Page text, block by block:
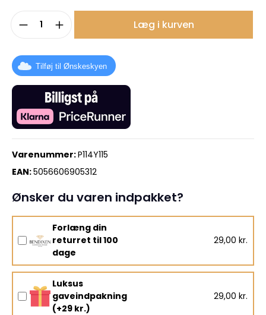
Produktmængde: Indtast det
Læg i kurven
Tilføj til Ønskeskyen
Varenummer:P114Y115
EAN:5056606905312
Ønsker du varen indpakket?
Forlæng din
returret til 100
dage
29,00 kr.
Luksus
gaveindpakning
(+29 kr.)
29,00 kr.